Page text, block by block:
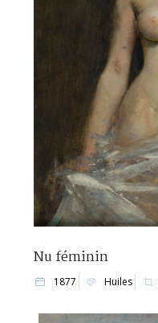
Nu féminin
1877 Huiles